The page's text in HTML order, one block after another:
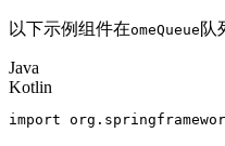
以下示例组件在omeQueue 队
Java
Kotlin
import